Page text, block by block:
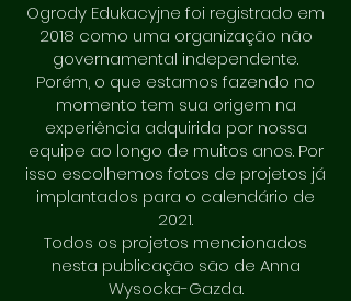
Ogrody Edukacyjne foi registrado em
2018 como uma organização não
governamental independente.
Porém, o que estamos fazendo no
momento tem sua origem na
experiência adquirida por nossa
equipe ao longo de muitos anos. Por
isso escolhemos fotos de projetos já
implantados para o calendário de
2021.
Todos os projetos mencionados
nesta publicação são de Anna
Wysocka-Gazda.